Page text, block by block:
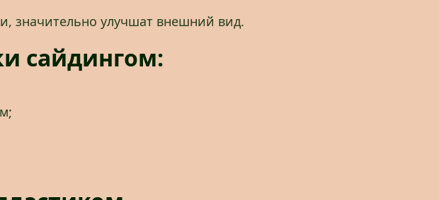
значительно улучшат внешний вид.
сайдингом: